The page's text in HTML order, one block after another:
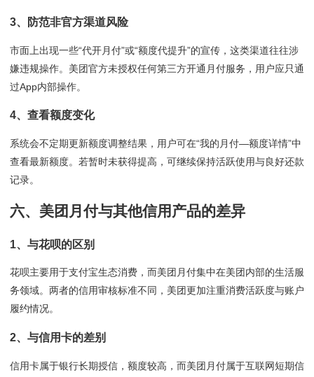
3、防范非官方渠道风险
市面上出现一些“代开月付”或“额度代提升”的宣传，这类渠道往往涉
嫌违规操作。美团官方未授权任何第三方开通月付服务，用户应只通
过App内部操作。
4、查看额度变化
系统会不定期更新额度调整结果，用户可在“我的月付—额度详情”中
查看最新额度。若暂时未获得提高，可继续保持活跃使用与良好还款
记录。
六、美团月付与其他信用产品的差异
1、与花呗的区别
花呗主要用于支付宝生态消费，而美团月付集中在美团内部的生活服
务领域。两者的信用审核标准不同，美团更加注重消费活跃度与账户
履约情况。
2、与信用卡的差别
信用卡属于银行长期授信，额度较高，而美团月付属于互联网短期信